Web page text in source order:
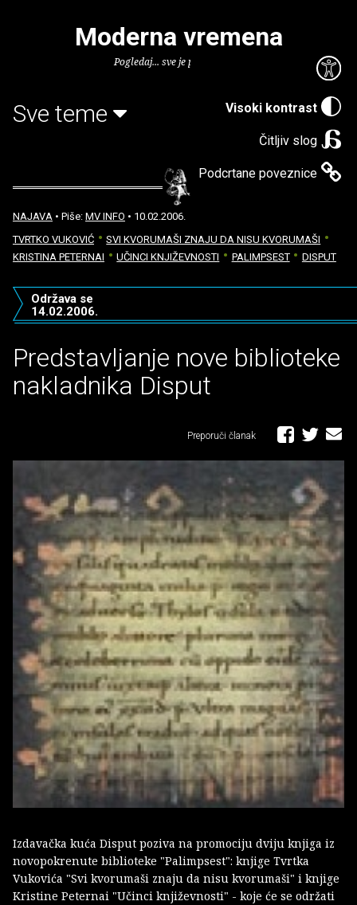
Visoki kontrast
Čitljiv slog
Podcrtane poveznice
Moderna vremena
Pogledaj... sve je puno knjiga.
Sve teme
NAJAVA • Piše: MV INFO • 10.02.2006.
TVRTKO VUKOVIĆ
SVI KVORUMAŠI ZNAJU DA NISU KVORUMAŠI
KRISTINA PETERNAI
UČINCI KNJIŽEVNOSTI PALIMPSEST DISPUT
Predstavljanje nove biblioteke
nakladnika Disput
Održava se
14.02.2006.
Preporuči članak
Izdavačka kuća Disput poziva na promociju dviju knjiga iz
novopokrenute biblioteke "Palimpsest": knjige Tvrtka
Vukovića "Svi kvorumaši znaju da nisu kvorumaši" i knjige
Kristine Peternai "Učinci književnosti" - koje će se održati